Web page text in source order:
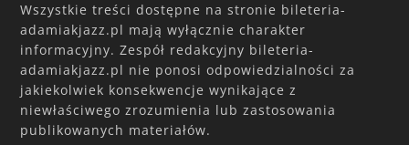
Wszystkie treści dostępne na stronie bileteria-
adamiakjazz.pl mają wyłącznie charakter
informacyjny. Zespół redakcyjny bileteria-
adamiakjazz.pl nie ponosi odpowiedzialności za
jakiekolwiek konsekwencje wynikające z
niewłaściwego zrozumienia lub zastosowania
publikowanych materiałów.